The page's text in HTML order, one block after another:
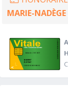
MARIE-NADÈGE